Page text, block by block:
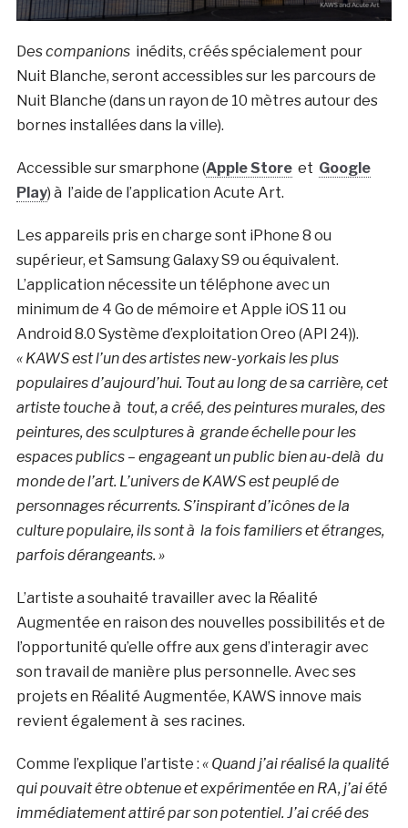
Descompanions inédits, créés spécialement pour
Nuit Blanche, seront accessibles sur les parcours de
Nuit Blanche (dans un rayon de 10 mètres autour des
bornes installées dans la ville).
Accessible sur smarphone (Apple Storeet Google
Play) à l’aide de l’application Acute Art.
Les appareils pris en charge sont iPhone 8 ou
supérieur, et Samsung Galaxy S9 ou équivalent.
L’application nécessite un téléphone avec un
minimum de 4 Go de mémoire et Apple iOS 11 ou
Android 8.0 Système d’exploitation Oreo (API 24)).
« KAWS est l’un des artistes new-yorkais les plus
populaires d’aujourd’hui. Tout au long de sa carrière, cet
artiste touche à tout, a créé, des peintures murales, des
peintures, des sculptures à grande échelle pour les
espaces publics – engageant un public bien au-delà du
monde de l’art. L’univers de KAWS est peuplé de
personnages récurrents. S’inspirant d’icônes de la
culture populaire, ils sont à la fois familiers et étranges,
parfois dérangeants. »
L’artiste a souhaité travailler avec la Réalité
Augmentée en raison des nouvelles possibilités et de
l’opportunité qu’elle offre aux gens d’interagir avec
son travail de manière plus personnelle. Avec ses
projets en Réalité Augmentée, KAWS innove mais
revient également à ses racines.
Comme l’explique l’artiste : « Quand j’ai réalisé la qualité
qui pouvait être obtenue et expérimentée en RA, j’ai été
immédiatement attiré par son potentiel. J’ai créé des